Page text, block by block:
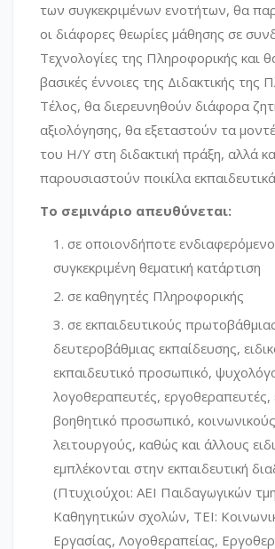
των συγκεκριμένων ενοτήτων, θα
οι διάφορες θεωρίες μάθησης σε
Τεχνολογίες της Πληροφορικής και
βασικές έννοιες της Διδακτικής της
Τέλος, θα διερευνηθούν διάφορα
αξιολόγησης, θα εξεταστούν τα
του Η/Υ στη διδακτική πράξη, αλλά
παρουσιαστούν ποικίλα
Το σεμινάριο απευθύνεται:
σε οποιονδήποτε ενδιαφερόμενο
συγκεκριμένη θεματική κατάρτιση
σε καθηγητές Πληροφορικής
σε εκπαιδευτικούς
δευτεροβάθμιας εκπαίδευσης,
εκπαιδευτικό προσωπικό,
λογοθεραπευτές, εργοθεραπευτές,
βοηθητικό προσωπικό, κοινωνικούς
λειτουργούς, καθώς και άλλους
εμπλέκονται στην εκπαιδευτική
(Πτυχιούχοι: ΑΕΙ Παιδαγωγικών
Καθηγητικών σχολών, ΤΕΙ:
Εργασίας, Λογοθεραπείας,